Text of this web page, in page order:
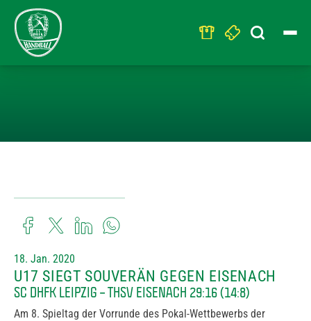
Search
for:
18. Jan. 2020
U17 SIEGT SOUVERÄN GEGEN EISENACH
SC DHFK LEIPZIG – THSV EISENACH 29:16 (14:8)
Am 8. Spieltag der Vorrunde des Pokal-Wettbewerbs der